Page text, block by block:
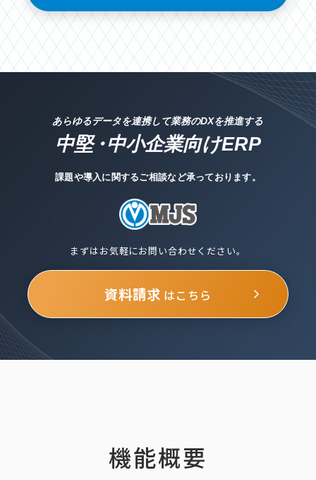
あらゆるデータを連携して業務のDXを推進する
中堅・中小企業向けERP
課題や導入に関するご相談など承っております。
まずはお気軽にお問い合わせください。
資料請求 はこちら
機能概要